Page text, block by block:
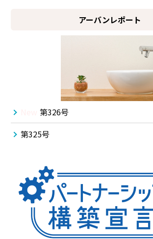
アーバンレポート
第326号
第325号